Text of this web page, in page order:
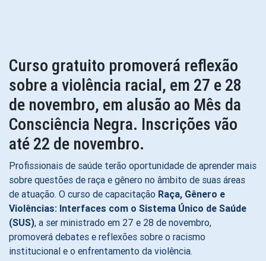
Curso gratuito promoverá reflexão
sobre a violência racial, em 27 e 28
de novembro, em alusão ao Mês da
Consciência Negra. Inscrições vão
até 22 de novembro.
Profissionais de saúde terão oportunidade de aprender mais
sobre questões de raça e gênero no âmbito de suas áreas
de atuação. O curso de capacitação Raça, Gênero e
Violências: Interfaces com o Sistema Único de Saúde
(SUS), a ser ministrado em 27 e 28 de novembro,
promoverá debates e reflexões sobre o racismo
institucional e o enfrentamento da violência.